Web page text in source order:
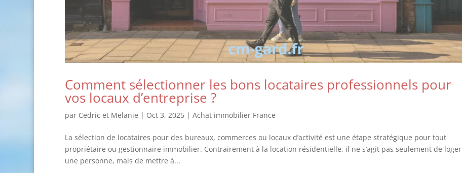
Comment sélectionner les bons locataires professionnels pour
vos locaux d’entreprise ?
par Cedric et Melanie | Oct 3, 2025| Achat immobilier France
La sélection de locataires pour des bureaux, commerces ou locaux d’activité est une étape stratégique pour tout
propriétaire ou gestionnaire immobilier. Contrairement à la location résidentielle, il ne s’agit pas seulement de loger
une personne, mais de mettre à...